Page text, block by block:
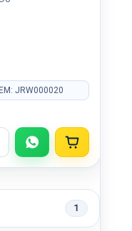
JRW000020
1